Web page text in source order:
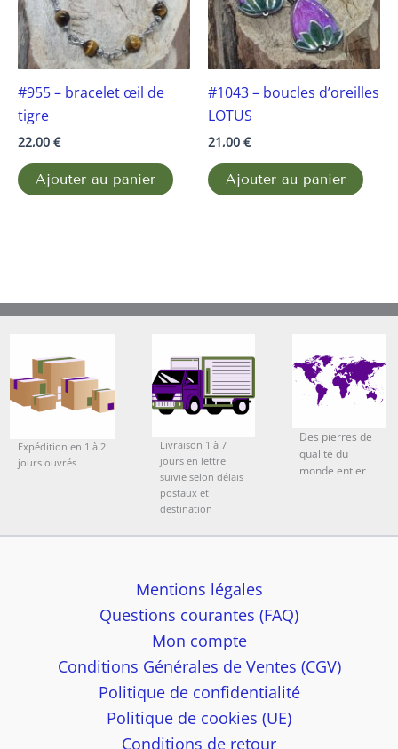
#955 – bracelet œil de
tigre
22,00 €
Ajouter au panier
#1043 – boucles d’oreilles
LOTUS
21,00 €
Ajouter au panier
Expédition en 1 à 2
jours ouvrés
Livraison 1 à 7
jours en lettre
suivie selon délais
postaux et
destination
Des pierres de
qualité du
monde entier
Mentions légales
Questions courantes (FAQ)
Mon compte
Conditions Générales de Ventes (CGV)
Politique de confidentialité
Politique de cookies (UE)
Conditions de retour